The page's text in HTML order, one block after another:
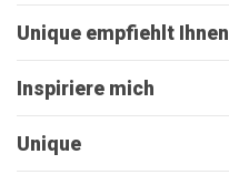
Unique empfiehlt Ihnen
Inspiriere mich
Unique